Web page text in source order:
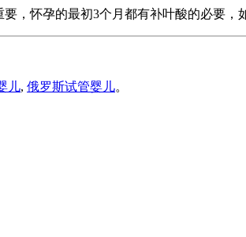
，怀孕的最初3个月都有补叶酸的必要
儿, 俄罗斯试管婴儿。